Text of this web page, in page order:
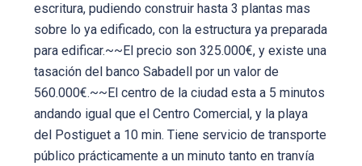
escritura, pudiendo construir hasta 3 plantas mas
sobre lo ya edificado, con la estructura ya preparada
para edificar.~~El precio son 325.000€, y existe una
tasación del banco Sabadell por un valor de
560.000€.~~El centro de la ciudad esta a 5 minutos
andando igual que el Centro Comercial, y la playa
del Postiguet a 10 min. Tiene servicio de transporte
público prácticamente a un minuto tanto en tranvía